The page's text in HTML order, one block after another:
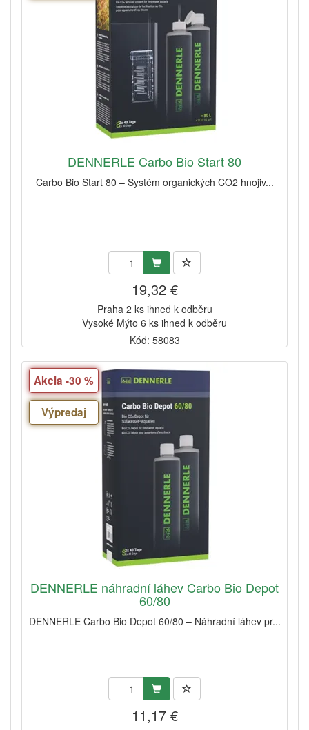
DENNERLE Carbo Bio Start 80
Carbo Bio Start 80 – Systém organických CO2 hnojiv...
19,32 €
Praha 2 ks ihned k odběru
Vysoké Mýto 6 ks ihned k odběru
Kód: 58083
Akcia -30 %
Výpredaj
DENNERLE náhradní láhev Carbo Bio Depot
60/80
DENNERLE Carbo Bio Depot 60/80 – Náhradní láhev pr...
11,17 €